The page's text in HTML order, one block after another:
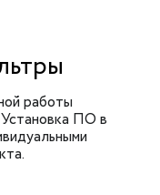
работы
ПО в